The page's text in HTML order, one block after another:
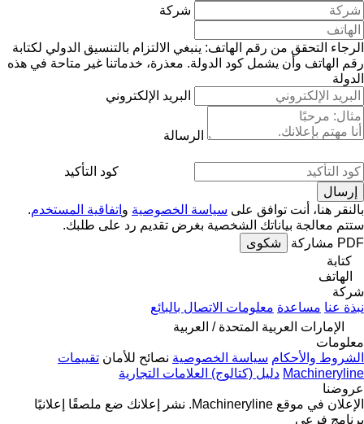
شركة
الرجاء التحقق من رقم الهاتف: ينبغي الالتزام بالتنسيق الدولي لكتابة
رقم الهاتف وأن يشمل كود الدولة. معذرة، خدماتنا غير متاحة في هذه
الدولة
البريد الإلكتروني
الرسالة
كود التأكيد
بالنقر هنا، أنت توافق على سياسة الخصوصية و اتفاقية المستخدم.
ستتم معالجة بياناتك الشخصية بغرض تقديم رد على طلبك.
PDF مشاركة
شكوى
كتابة
الهاتف
شركة
نبذة عنا مساعدة معلومات الاتصال بالبائع
الإمارات العربية المتحدة / العربية
معلومات
الشروط والأحكام سياسة الخصوصية نصائح للأمان تقييمات
Machineryline دليل (كتالوج) العلامات التجارية
عروضنا
الإعلان في موقع Machineryline.
نشر إعلانك ضع ملصقًا إعلانيًا
برنامج فرعي